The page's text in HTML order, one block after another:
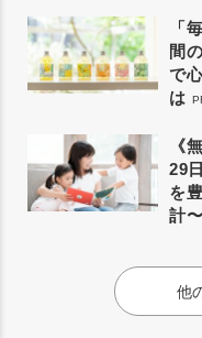
「
間
で
は
《
29
を
計〜
他